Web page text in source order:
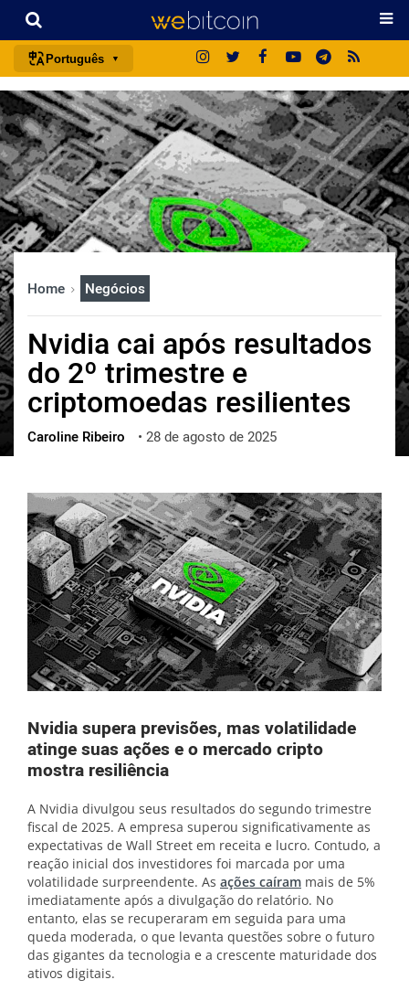
Português
português (BR)
english
español
français
italiano
deutsch
中文
한국어
العربية
ไทย
ქართული
vietnamese
Home Negócios
Nvidia cai após resultados
do 2º trimestre e
criptomoedas resilientes
Caroline Ribeiro • 28 de agosto de 2025
Nvidia supera previsões, mas volatilidade
atinge suas ações e o mercado cripto
mostra resiliência
A Nvidia divulgou seus resultados do segundo trimestre
fiscal de 2025. A empresa superou significativamente as
expectativas de Wall Street em receita e lucro. Contudo, a
reação inicial dos investidores foi marcada por uma
volatilidade surpreendente. As ações caíram mais de 5%
imediatamente após a divulgação do relatório. No
entanto, elas se recuperaram em seguida para uma
queda moderada, o que levanta questões sobre o futuro
das gigantes da tecnologia e a crescente maturidade dos
ativos digitais.